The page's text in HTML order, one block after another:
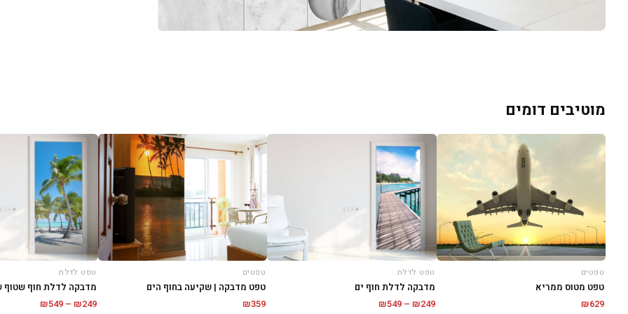
מוטיבים דומים
טפטים
טפט מטוס ממריא
₪629
טפט לדלת
מדבקה לדלת חוף ים
₪249
–
₪549
טפטים
טפט מדבקה | שקיעה בחוף הים
₪359
טפט לדלת
מדבקה לדלת חוף
₪249
–
₪549